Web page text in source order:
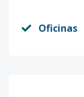
Oficinas